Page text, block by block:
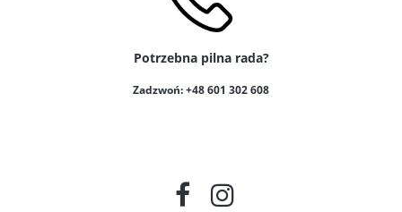
Potrzebna pilna rada?
Zadzwoń: +48 601 302 608